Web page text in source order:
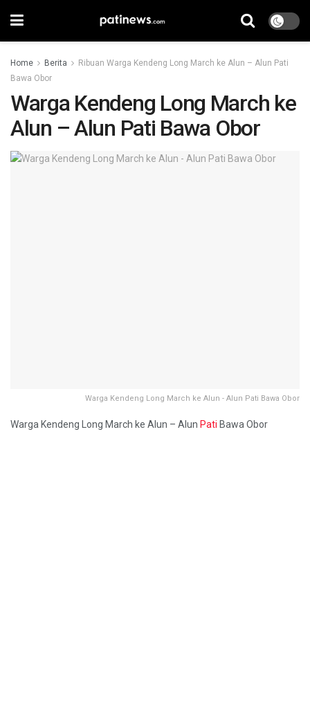
Home Berita
Ribuan Warga Kendeng Long March ke Alun – Alun Pati
Bawa Obor
Warga Kendeng Long March ke
Alun – Alun Pati Bawa Obor
Warga Kendeng Long March ke Alun - Alun Pati Bawa Obor
Warga Kendeng Long March ke Alun – Alun Pati Bawa Obor